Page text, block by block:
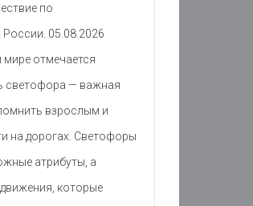
по
05.08.2026
мире отмечается
светофора — важная
взрослым и
на дорогах. Светофоры
атрибуты, а
которые